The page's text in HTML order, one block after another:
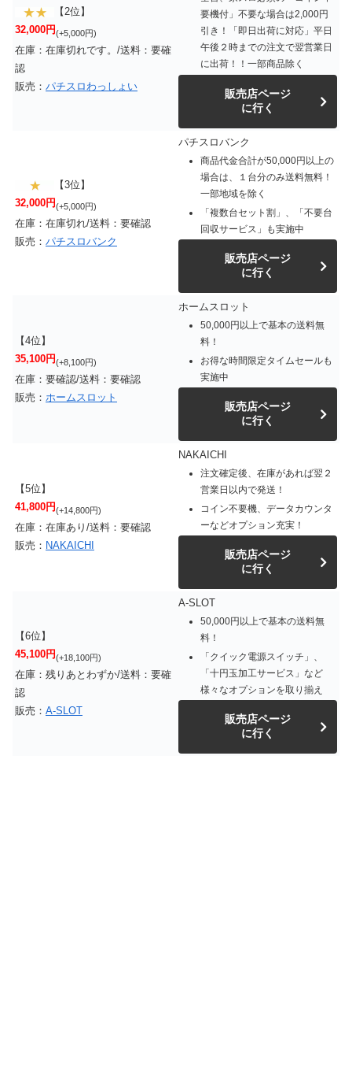
【2位】
32,000円(+5,000円)
在庫：在庫切れです。/送料：要確
認
販売： パチスロわっしょい
要機付」不要な場合は2,000円
引き！「即日出荷に対応」平日
午後２時までの注文で翌営業日
に出荷！！一部商品除く
販売店ページ
に行く
【3位】
32,000円(+5,000円)
在庫：在庫切れ/送料：要確認
販売： パチスロバンク
パチスロバンク
商品代金合計が50,000円以上の
場合は、１台分のみ送料無料！
一部地域を除く
「複数台セット割」、「不要台
回収サービス」も実施中
販売店ページ
に行く
【4位】
35,100円(+8,100円)
在庫：要確認/送料：要確認
販売： ホームスロット
ホームスロット
50,000円以上で基本の送料無
料！
お得な時間限定タイムセールも
実施中
販売店ページ
に行く
【5位】
41,800円(+14,800円)
在庫：在庫あり/送料：要確認
販売： NAKAICHI
NAKAICHI
注文確定後、在庫があれば翌２
営業日以内で発送！
コイン不要機、データカウンタ
ーなどオプション充実！
販売店ページ
に行く
【6位】
45,100円(+18,100円)
在庫：残りあとわずか/送料：要確
認
販売： A-SLOT
A-SLOT
50,000円以上で基本の送料無
料！
「クイック電源スイッチ」、
「十円玉加工サービス」など
様々なオプションを取り揃え
販売店ページ
に行く